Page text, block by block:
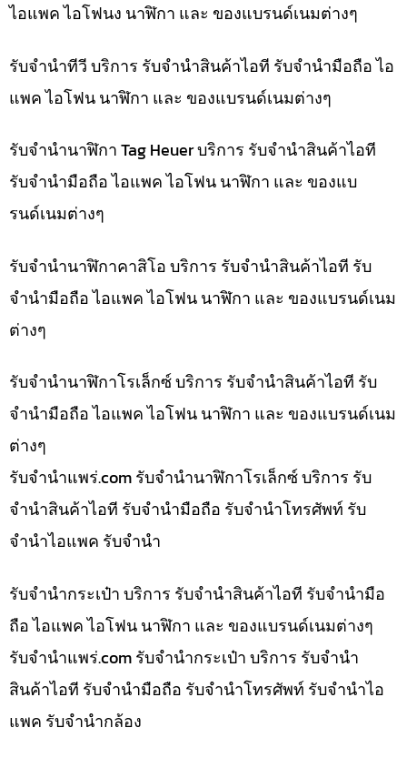
ไอแพค ไอโฟนง นาฬิกา และ ของแบรนด์เนมต่างๆ
รับจำนำทีวี บริการ รับจำนำสินค้าไอที รับจำนำมือถือ ไอ
แพค ไอโฟน นาฬิกา และ ของแบรนด์เนมต่างๆ
รับจำนำนาฬิกา Tag Heuer บริการ รับจำนำสินค้าไอที
รับจำนำมือถือ ไอแพค ไอโฟน นาฬิกา และ ของแบ
รนด์เนมต่างๆ
รับจำนำนาฬิกาคาสิโอ บริการ รับจำนำสินค้าไอที รับ
จำนำมือถือ ไอแพค ไอโฟน นาฬิกา และ ของแบรนด์เนม
ต่างๆ
รับจำนำนาฬิกาโรเล็กซ์ บริการ รับจำนำสินค้าไอที รับ
จำนำมือถือ ไอแพค ไอโฟน นาฬิกา และ ของแบรนด์เนม
ต่างๆ
รับจํานําแพร่.com รับจำนำนาฬิกาโรเล็กซ์ บริการ รับ
จำนำสินค้าไอที รับจำนำมือถือ รับจำนำโทรศัพท์ รับ
จำนำไอแพค รับจำนำ
รับจำนำกระเป๋า บริการ รับจำนำสินค้าไอที รับจำนำมือ
ถือ ไอแพค ไอโฟน นาฬิกา และ ของแบรนด์เนมต่างๆ
รับจํานําแพร่.com รับจำนำกระเป๋า บริการ รับจำนำ
สินค้าไอที รับจำนำมือถือ รับจำนำโทรศัพท์ รับจำนำไอ
แพค รับจำนำกล้อง